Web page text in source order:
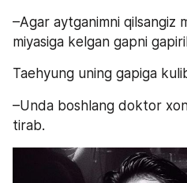
–Agar aytganimni qilsangiz
miyasiga kelgan gapni
Taehyung uning gapiga
–Unda boshlang doktor
tirab.